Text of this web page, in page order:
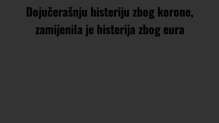
Dojučerašnju histeriju zbog korone,
zamijenila je histerija zbog eura